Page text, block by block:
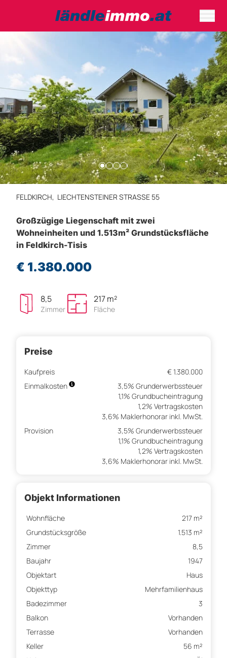
FELDKIRCH, LIECHTENSTEINER STRASSE 55
Großzügige Liegenschaft mit zwei
Wohneinheiten und 1.513m² Grundstücksfläche
in Feldkirch-Tisis
€ 1.380.000
8,5
Zimmer
217 m²
Fläche
Preise
Kaufpreis
€ 1.380.000
Einmalkosten
3,5% Grunderwerbssteuer
1,1% Grundbucheintragung
1,2% Vertragskosten
3,6% Maklerhonorar inkl. MwSt.
Provision
3,5% Grunderwerbssteuer
1,1% Grundbucheintragung
1,2% Vertragskosten
3,6% Maklerhonorar inkl. MwSt.
Objekt Informationen
Wohnfläche
217 m²
Grundstücksgröße
1.513 m²
Zimmer
8,5
Baujahr
1947
Objektart
Haus
Objekttyp
Mehrfamilienhaus
Badezimmer
3
Balkon
Vorhanden
Terrasse
Vorhanden
Keller
56 m²